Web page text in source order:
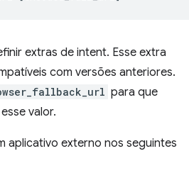
extras de intent. Esse extra
com versões anteriores.
para que
valor.
aplicativo externo nos seguintes